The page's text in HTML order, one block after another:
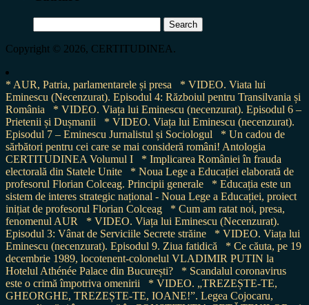
for:
Copyright © 2026, CERTITUDINEA.
* AUR, Patria, parlamentarele și presa
* VIDEO. Viata lui
Eminescu (Necenzurat). Episodul 4: Războiul pentru Transilvania și
România
* VIDEO. Viața lui Eminescu (necenzurat). Episodul 6 –
Prietenii și Dușmanii
* VIDEO. Viața lui Eminescu (necenzurat).
Episodul 7 – Eminescu Jurnalistul și Sociologul
* Un cadou de
sărbători pentru cei care se mai consideră români! Antologia
CERTITUDINEA Volumul I
* Implicarea României în frauda
electorală din Statele Unite
* Noua Lege a Educației elaborată de
profesorul Florian Colceag. Principii generale
* Educația este un
sistem de interes strategic național - Noua Lege a Educației, proiect
inițiat de profesorul Florian Colceag
* Cum am ratat noi, presa,
fenomenul AUR
* VIDEO. Viața lui Eminescu (Necenzurat).
Episodul 3: Vânat de Serviciile Secrete străine
* VIDEO. Viața lui
Eminescu (necenzurat). Episodul 9. Ziua fatidică
* Ce căuta, pe 19
decembrie 1989, locotenent-colonelul VLADIMIR PUTIN la
Hotelul Athénée Palace din București?
* Scandalul coronavirus
este o crimă împotriva omenirii
* VIDEO. „TREZEȘTE-TE,
GHEORGHE, TREZEȘTE-TE, IOANE!”. Legea Cojocaru,